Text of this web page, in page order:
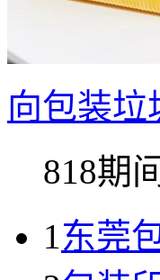
向包装垃
818期
1 东莞